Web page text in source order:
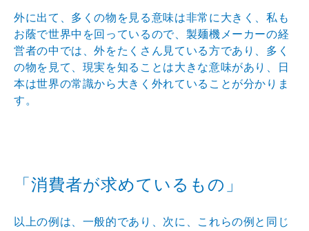
外に出て、多くの物を見る意味は非常に大きく、私も
お蔭で世界中を回っているので、製麺機メーカーの経
営者の中では、外をたくさん見ている方であり、多く
の物を見て、現実を知ることは大きな意味があり、日
本は世界の常識から大きく外れていることが分かりま
す。
「消費者が求めているもの」
以上の例は、一般的であり、次に、これらの例と同じ